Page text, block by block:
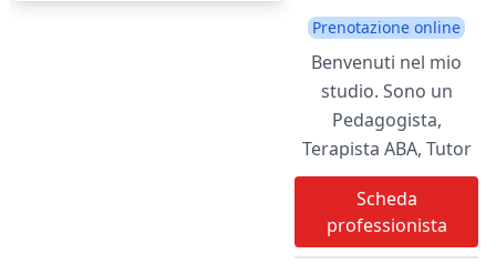
Prenotazione online
Benvenuti nel mio
studio. Sono un
Pedagogista,
Terapista ABA, Tutor
DSA e Analista del
Comportamento in
formazione,
Scheda
professionista